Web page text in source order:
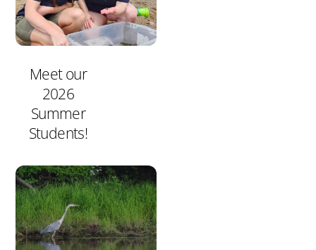
Meet our
2026
Summer
Students!